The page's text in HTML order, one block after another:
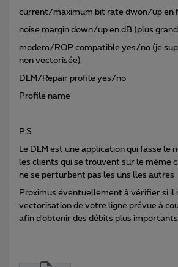
current/maximum bit rate dwon/up en
noise margin down/up en dB (plus
modem/ROP compatible yes/no (je
non vectorisée)
DLM/Repair profile yes/no
Profile name
P.S.
Le DLM est une application qui fasse le
les clients qui se trouvent sur le même
ne se perturbent pas les uns lles autres
Proximus éventuellement à vérifier si il
vectorisation de votre ligne prévue à
afin d’obtenir des débits plus importants